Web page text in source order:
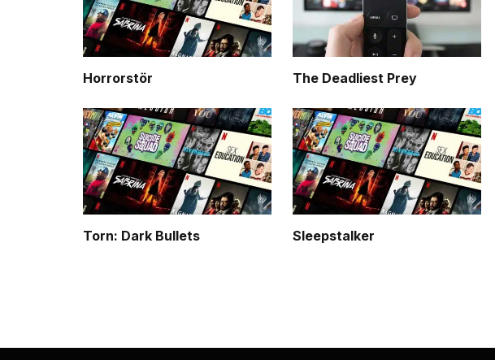
Horrorstör The Deadliest Prey
Torn: Dark Bullets Sleepstalker